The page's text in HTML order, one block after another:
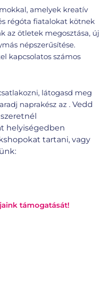
amelyek kreatív
régóta fiatalokat kötnek
az ötletek megosztása, új
népszerűsítése.
kapcsolatos számos
látogasd meg
naprakész az . Vedd
helyiségedben
tartani, vagy
támogatását!